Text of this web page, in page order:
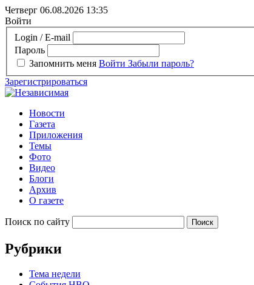
Четверг 06.08.2026 13:35
Войти
Login / E-mail
Пароль
Запомнить меня Войти Забыли пароль?
Зарегистрироваться
Новости
Газета
Приложения
Темы
Фото
Видео
Блоги
Архив
О газете
Поиск по сайту
Рубрики
Тема недели